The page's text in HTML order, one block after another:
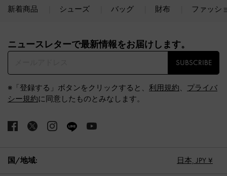
新着商品 シューズ バッグ 財布 ファッシ
ニュースレターで最新情報をお届けします。​
SUBSCRIBE
※「登録する」ボタンをクリックすると、 利用規約、 プライバ
シー規約に同意したものとみなします。
国/地域: 日本, JPY ¥